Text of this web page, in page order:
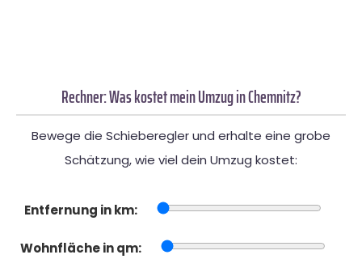
Rechner: Was kostet mein Umzug in Chemnitz?
Bewege die Schieberegler und erhalte eine grobe
Schätzung, wie viel dein Umzug kostet:
Entfernung in km:
Wohnfläche in qm: